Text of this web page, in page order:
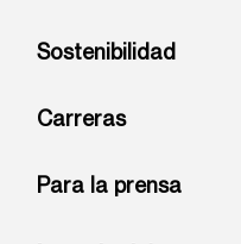
Sostenibilidad
Carreras
Para la prensa